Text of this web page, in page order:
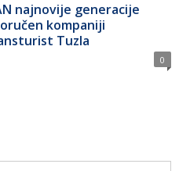
najnovije generacije
kompaniji
Tuzla
0